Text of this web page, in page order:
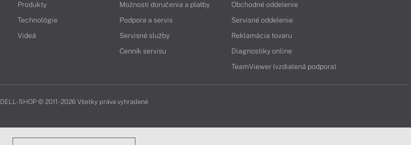
Produkty
Technológie
Videá
Možnosti doručenia a platby
Podpora a servis
Servisné služby
Cenník servisu
Obchodné oddelenie
Servisné oddelenie
Reklamácia tovaru
Diagnostiky online
TeamViewer (vzdialená podpora)
DELL-SHOP © 2011 - 2026 Všetky práva vyhradené